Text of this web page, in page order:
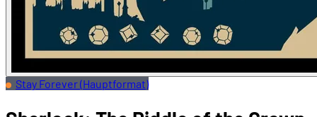
Stay Forever (Hauptformat)